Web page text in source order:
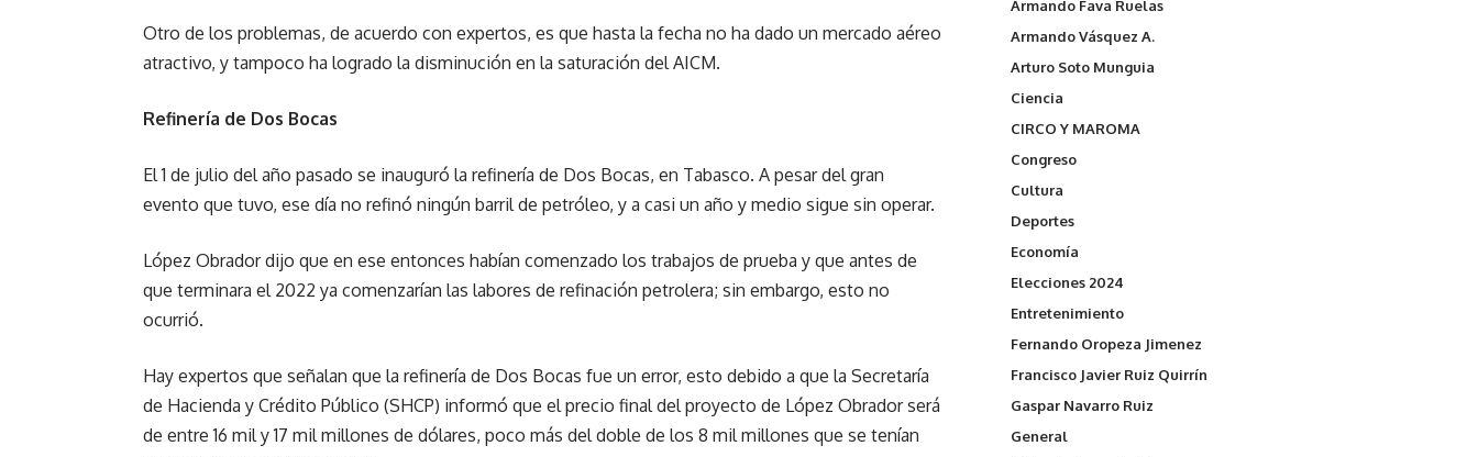
Otro de los problemas, de acuerdo con expertos, es que hasta la fecha no ha dado un mercado aéreo
atractivo, y tampoco ha logrado la disminución en la saturación del AICM.
Refinería de Dos Bocas
El 1 de julio del año pasado se inauguró la refinería de Dos Bocas, en Tabasco. A pesar del gran
evento que tuvo, ese día no refinó ningún barril de petróleo, y a casi un año y medio sigue sin operar.
López Obrador dijo que en ese entonces habían comenzado los trabajos de prueba y que antes de
que terminara el 2022 ya comenzarían las labores de refinación petrolera; sin embargo, esto no
ocurrió.
Hay expertos que señalan que la refinería de Dos Bocas fue un error, esto debido a que la Secretaría
de Hacienda y Crédito Público (SHCP) informó que el precio final del proyecto de López Obrador será
de entre 16 mil y 17 mil millones de dólares, poco más del doble de los 8 mil millones que se tenían
Armando Fava Ruelas
Armando Vásquez A.
Arturo Soto Munguia
Ciencia
CIRCO Y MAROMA
Congreso
Cultura
Deportes
Economía
Elecciones 2024
Entretenimiento
Fernando Oropeza Jimenez
Francisco Javier Ruiz Quirrín
Gaspar Navarro Ruiz
General